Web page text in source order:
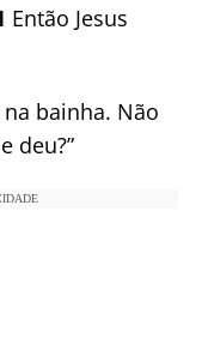
Então Jesus
bainha. Não
deu?”